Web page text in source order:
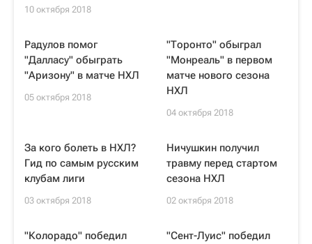
10 октября 2018
Радулов помог
"Далласу" обыграть
"Аризону" в матче НХЛ
05 октября 2018
"Торонто" обыграл
"Монреаль" в первом
матче нового сезона
НХЛ
04 октября 2018
За кого болеть в НХЛ?
Гид по самым русским
клубам лиги
03 октября 2018
Ничушкин получил
травму перед стартом
сезона НХЛ
02 октября 2018
"Колорадо" победил
"Сент-Луис" победил